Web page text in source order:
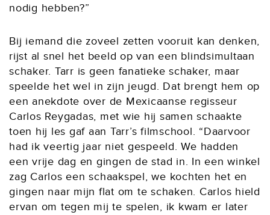
nodig hebben?”
Bij iemand die zoveel zetten vooruit kan denken,
rijst al snel het beeld op van een blindsimultaan
schaker. Tarr is geen fanatieke schaker, maar
speelde het wel in zijn jeugd. Dat brengt hem op
een anekdote over de Mexicaanse regisseur
Carlos Reygadas, met wie hij samen schaakte
toen hij les gaf aan Tarr’s filmschool. “Daarvoor
had ik veertig jaar niet gespeeld. We hadden
een vrije dag en gingen de stad in. In een winkel
zag Carlos een schaakspel, we kochten het en
gingen naar mijn flat om te schaken. Carlos hield
ervan om tegen mij te spelen, ik kwam er later